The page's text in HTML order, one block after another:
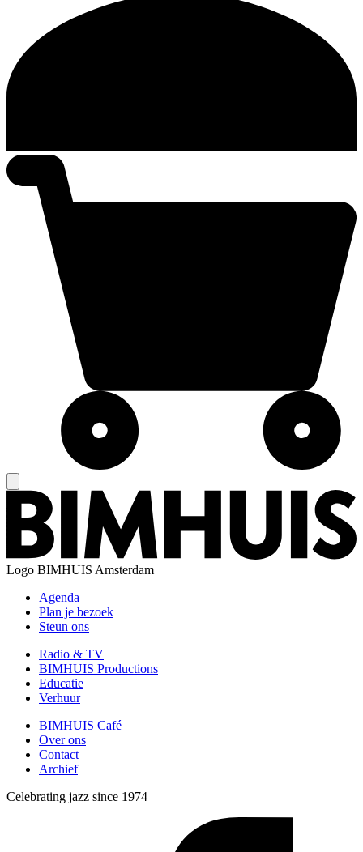
Logo BIMHUIS Amsterdam
Agenda
Plan je bezoek
Steun ons
Radio & TV
BIMHUIS Productions
Educatie
Verhuur
BIMHUIS Café
Over ons
Contact
Archief
Celebrating jazz since 1974